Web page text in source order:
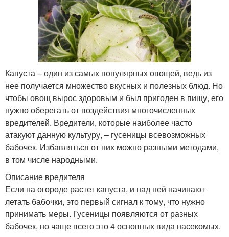
Капуста – один из самых популярных овощей, ведь из
нее получается множество вкусных и полезных блюд. Но
чтобы овощ вырос здоровым и был пригоден в пищу, его
нужно оберегать от воздействия многочисленных
вредителей. Вредители, которые наиболее часто
атакуют данную культуру, – гусеницы всевозможных
бабочек. Избавляться от них можно разными методами,
в том числе народными.
Описание вредителя
Если на огороде растет капуста, и над ней начинают
летать бабочки, это первый сигнал к тому, что нужно
принимать меры. Гусеницы появляются от разных
бабочек, но чаще всего это 4 основных вида насекомых.